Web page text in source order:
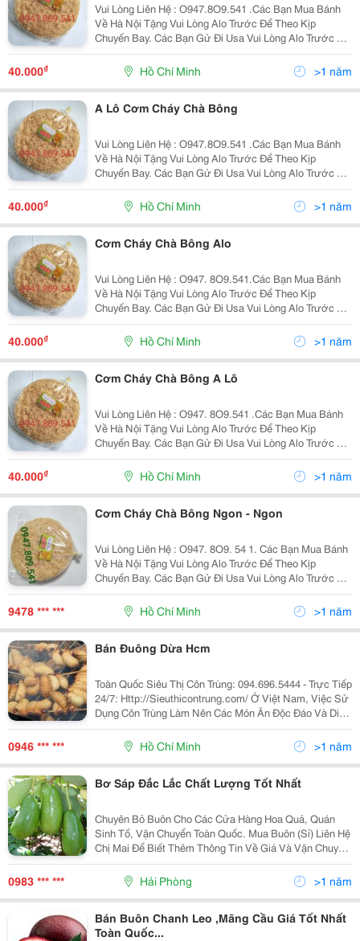
Vui Lòng Liên Hệ : O947.8O9.541 .Các Bạn Mua Bánh
Về Hà Nội Tặng Vui Lòng Alo Trước Để Theo Kịp
Chuyến Bay. Các Bạn Gử Đi Usa Vui Lòng Alo Trước Để
Nhận Làm Đúng Theo Yêu Cầu . Xin Chào Cả Nhà. Tình
Hình Là Nhà Mình Có Cơ Sở Làm Cơm - Chà Bông
Chuyển...
40.000₫ Hồ Chí Minh >1 năm
A Lô Cơm Cháy Chà Bông
Vui Lòng Liên Hệ : O947.8O9.541 .Các Bạn Mua Bánh
Về Hà Nội Tặng Vui Lòng Alo Trước Để Theo Kịp
Chuyến Bay. Các Bạn Gử Đi Usa Vui Lòng Alo Trước Để
Nhận Làm Đúng Theo Yêu Cầu . Xin Chào Cả Nhà. Tình
Hình Là Nhà Mình Có Cơ Sở Làm Cơm - Chà Bông
Chuyển...
40.000₫ Hồ Chí Minh >1 năm
Cơm Cháy Chà Bông Alo
Vui Lòng Liên Hệ : O947. 8O9.541.Các Bạn Mua Bánh
Về Hà Nội Tặng Vui Lòng Alo Trước Để Theo Kịp
Chuyến Bay. Các Bạn Gử Đi Usa Vui Lòng Alo Trước Để
Nhận Làm Đúng Theo Yêu Cầu . Xin Chào Cả Nhà. Tình
Hình Là Nhà Mình Có Cơ Sở Làm Cơm - Chà Bông
Chuyển...
40.000₫ Hồ Chí Minh >1 năm
Cơm Cháy Chà Bông A Lô
Vui Lòng Liên Hệ : O947. 8O9.541 .Các Bạn Mua Bánh
Về Hà Nội Tặng Vui Lòng Alo Trước Để Theo Kịp
Chuyến Bay. Các Bạn Gử Đi Usa Vui Lòng Alo Trước Để
Nhận Làm Đúng Theo Yêu Cầu . Xin Chào Cả Nhà. Tình
Hình Là Nhà Mình Có Cơ Sở Làm Cơm - Chà Bông...
40.000₫ Hồ Chí Minh >1 năm
Cơm Cháy Chà Bông Ngon - Ngon
Vui Lòng Liên Hệ : O947. 8O9. 54 1. Các Bạn Mua Bánh
Về Hà Nội Tặng Vui Lòng Alo Trước Để Theo Kịp
Chuyến Bay. Các Bạn Gử Đi Usa Vui Lòng Alo Trước Để
Nhận Làm Đúng Theo Yêu Cầu . Xin Chào Cả Nhà. Tình
Hình Là Nhà Mình Có Cơ Sở Làm Cơm - Chà...
9478 *** *** Hồ Chí Minh >1 năm
Bán Đuông Dừa Hcm
Toàn Quốc Siêu Thị Côn Trùng: 094.696.5444 - Trực Tiếp
24/7: Http://Sieuthicontrung.com/ Ở Việt Nam, Việc Sử
Dụng Côn Trùng Làm Nên Các Món Ăn Độc Đáo Và Dinh
Dưỡng Mang Lại Cảm Giác Khó Tả Cho Người Thưởng
Thức Đã Trở Nên Phổ Biến. Từ Đó Dẫn Đến
0946 *** *** Hồ Chí Minh >1 năm
Bơ Sáp Đắc Lắc Chất Lượng Tốt Nhất
Chuyên Bỏ Buôn Cho Các Cửa Hàng Hoa Quả, Quán
Sinh Tố, Vận Chuyển Toàn Quốc. Mua Buôn (Sỉ) Liên Hệ
Chị Mai Để Biết Thêm Thông Tin Về Giá Và Vận Chuyển
Nhé. Mời Các Bạn Mua Lẻ Order Bằng Cách Để Lại
Thông Tin Trên Diễn Đàn, Ib, Sms, Viber, Ims Giúp Mì
0983 *** *** Hải Phòng >1 năm
Bán Buôn Chanh Leo ,Mãng Cầu Giá Tốt Nhất
Toàn Quốc...